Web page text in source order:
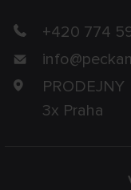
+420 774
info@
PRODEJNY
3x Praha